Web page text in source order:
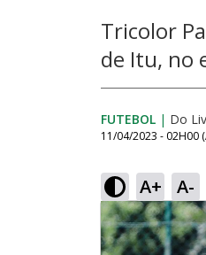
Tricolor
de Itu, no
FUTEBOL | Do
11/04/2023 - 02H00
A+ A-